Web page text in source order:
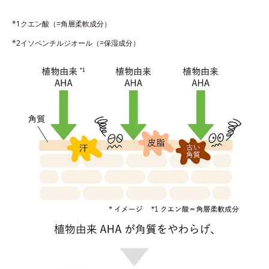
*1クエン酸（=角層柔軟成分）
*2イソペンチルジオール（=保湿成分）